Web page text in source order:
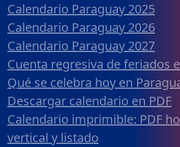
Calendario Paraguay 2025
Calendario Paraguay 2026
Calendario Paraguay 2027
Cuenta regresiva de feriados
Qué se celebra hoy en
Descargar calendario en PDF
Calendario imprimible: PDF
vertical y listado